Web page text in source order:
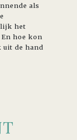
als
het
hoe kon
de hand